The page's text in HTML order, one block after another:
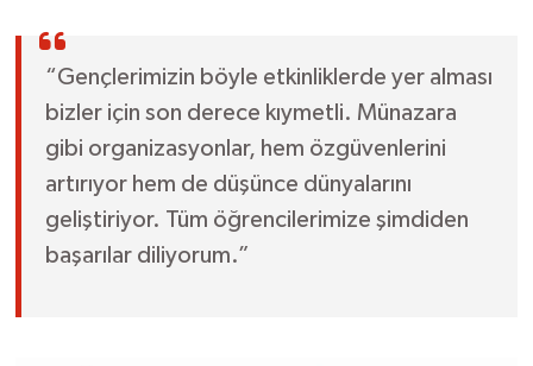
“Gençlerimizin böyle etkinliklerde yer alması
bizler için son derece kıymetli. Münazara
gibi organizasyonlar, hem özgüvenlerini
artırıyor hem de düşünce dünyalarını
geliştiriyor. Tüm öğrencilerimize şimdiden
başarılar diliyorum.”